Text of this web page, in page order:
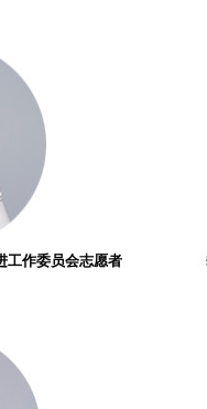
工作委员会志愿者